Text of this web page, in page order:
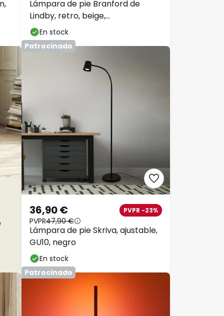
Lámpara de pie Branford de
Lindby, retro, beige,
metal/travertino
En stock
Patrocinado
Lámpara de pie Skriva, ajustable,
GU10, negro
36,90 € PVPR -23%
PVPR47,90 €
En stock
Patrocinado